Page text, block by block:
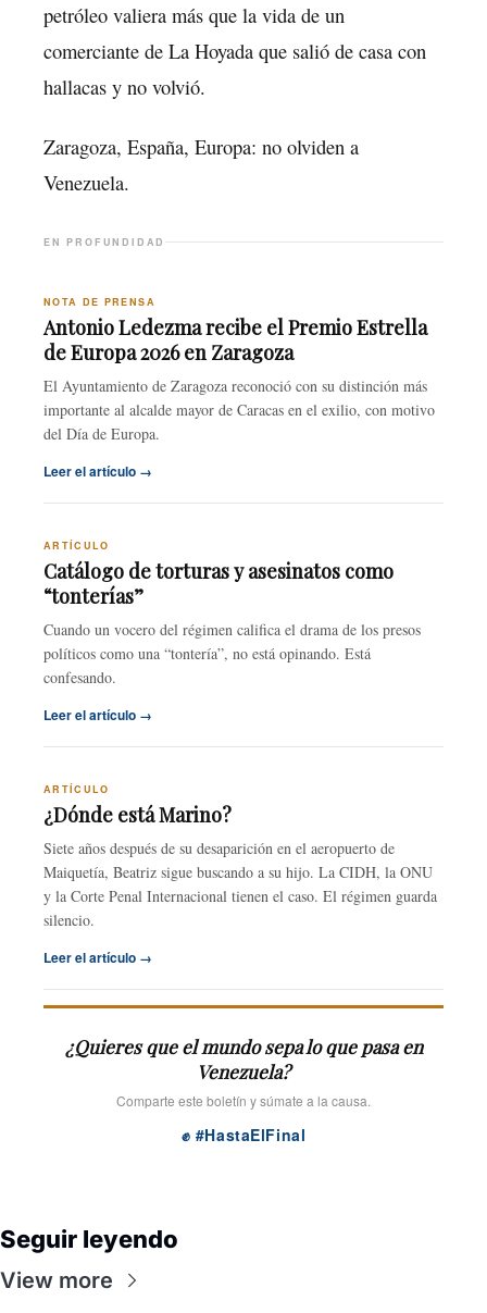
petróleo valiera más que la vida de un
comerciante de La Hoyada que salió de casa con
hallacas y no volvió.
Zaragoza, España, Europa: no olviden a
Venezuela.
EN PROFUNDIDAD
NOTA DE PRENSA
Antonio Ledezma recibe el Premio Estrella
de Europa 2026 en Zaragoza
El Ayuntamiento de Zaragoza reconoció con su distinción más
importante al alcalde mayor de Caracas en el exilio, con motivo
del Día de Europa.
Leer el artículo →
ARTÍCULO
Catálogo de torturas y asesinatos como
“tonterías”
Cuando un vocero del régimen califica el drama de los presos
políticos como una “tontería”, no está opinando. Está
confesando.
Leer el artículo →
ARTÍCULO
¿Dónde está Marino?
Siete años después de su desaparición en el aeropuerto de
Maiquetía, Beatriz sigue buscando a su hijo. La CIDH, la ONU
y la Corte Penal Internacional tienen el caso. El régimen guarda
silencio.
Leer el artículo →
¿Quieres que el mundo sepa lo que pasa en
Venezuela?
Comparte este boletín y súmate a la causa.
✊ #HastaElFinal
Seguir leyendo
View more